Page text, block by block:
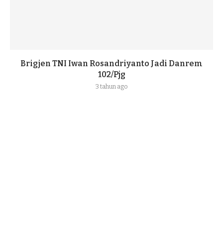
Brigjen TNI Iwan Rosandriyanto Jadi Danrem
102/Pjg
3 tahun ago